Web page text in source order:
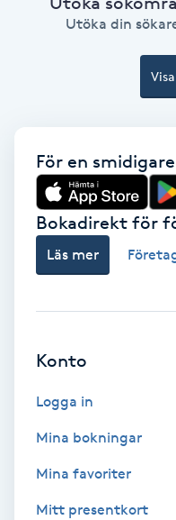
Kroppsinpackning
Kärlbehandling
Laserbehandling
LPG
Utöka din
För en
Bokadirekt för
Läs mer
Konto
Logga in
Mina bokningar
Mina favoriter
Mitt presentkort